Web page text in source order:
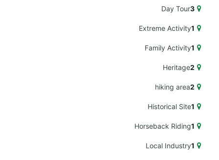
3
Day Tour
1
Extreme Activity
1
Family Activity
2
Heritage
2
hiking area
1
Historical Site
1
Horseback Riding
1
Local Industry